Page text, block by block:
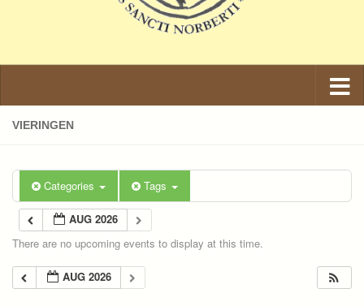
VIERINGEN
Categories Tags
AUG 2026
There are no upcoming events to display at this time.
AUG 2026